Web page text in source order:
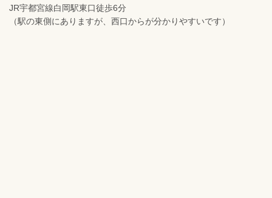
JR宇都宮線白岡駅東口徒歩6分
（駅の東側にありますが、西口からが分かりやすいです）